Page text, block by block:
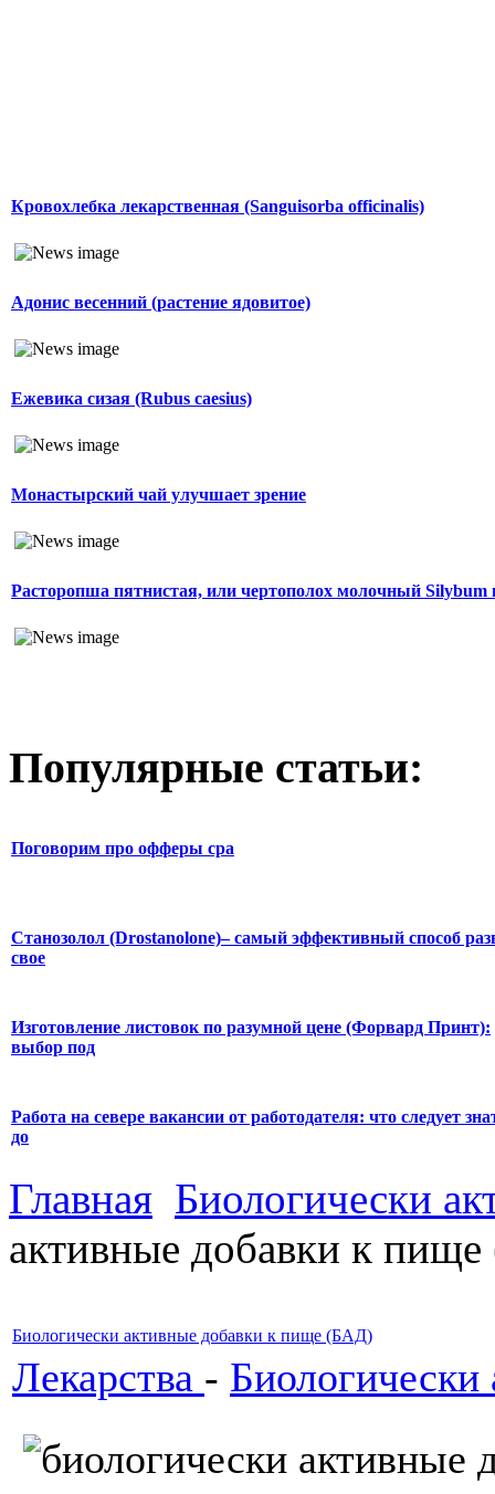
Кровохлебка лекарственная (Sanguisorba officinalis)
Адонис весенний (растение ядовитое)
Ежевика сизая (Rubus caesius)
Монастырский чай улучшает зрение
Расторопша пятнистая, или чертополох молочный Silybum
Популярные статьи:
Поговорим про офферы cpa
Станозолол (Drostanolone)– самый эффективный способ
свое
Изготовление листовок по разумной цене (Форвард Принт):
выбор под
Работа на севере вакансии от работодателя: что следует
до
Главная Биологически
активные добавки к
Биологически активные добавки к пище (БАД)
Лекарства - Биологически